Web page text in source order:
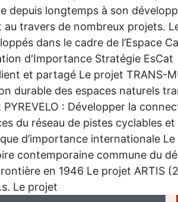
depuis longtemps à son
au travers de nombreux projets.
dans le cadre de l’Espace
d'Importance Stratégie EsCat
et partagé Le projet TRANS-
durable des espaces naturels
: Développer la
du réseau de pistes cyclables
d’importance internationale Le
contemporaine commune du
en 1946 Le projet ARTIS
Le projet